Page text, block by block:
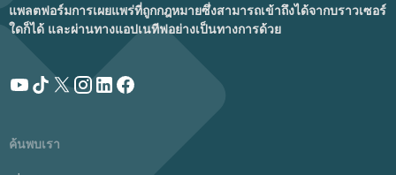
แพลตฟอร์มการเผยแพร่ที่ถูกกฎหมายซึ่งสามารถเข้าถึงได้จากบราวเซอร์
ใดก็ได้ และผ่านทางแอปเนทีฟอย่างเป็นทางการด้วย
ค้นพบเรา